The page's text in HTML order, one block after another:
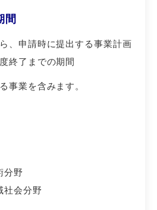
間
、申請時に提出する事業計画
終了までの期間
事業を含みます。
分野
社会分野